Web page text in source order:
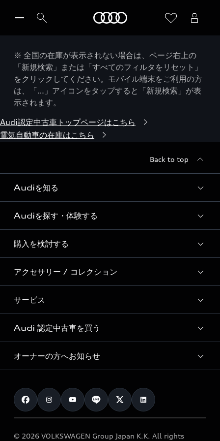
※ 全国の在庫が表示されない場合は、ページ右上の
「新規検索」または「すべてのフィルタをリセット」
をクリックしてください。モバイル端末をご利用の方
は、「…」アイコンをタップすると「新規検索」が表
示されます。
Audi認定中古車トップページはこちら
電気自動車の在庫はこちら
Back to top
Audiを知る
Audi ブランド
Story of Progress
Audi Sport
Formula 1®
デジタルサービス
Audiを探す・体験する
ディーラー検索
新車在庫検索
試乗車・展示車検索
見積り依頼
試乗予約
購入を検討する
モデル一覧
特別仕様モデル / 限定モデル
e-tronラインアップ
価格シミュレーション
車両比較
カタログ一覧
アクセサリー / コレクション
純正アクセサリー
オンラインショップ
Audi collection
アウディナビアプリ
サービス
サービス入庫予約
サービスプログラム
メンテナンス
車検 / 定期点検
e-tronアフターサポート
Audi 認定中古車を買う
Audi認定中古車
クオリティ
保証
メンテナンス
オーナーの方へお知らせ
お知らせ
オーナー様向けキャンペーン
© 2026 VOLKSWAGEN Group Japan K.K. All rights